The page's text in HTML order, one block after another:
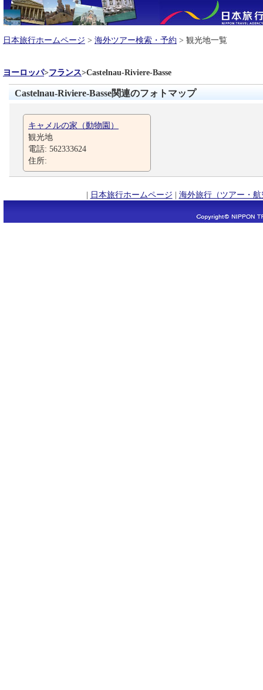
日本旅行ホームページ > 海外ツアー検索・予約 > 観光地一覧
ヨーロッパ>フランス>Castelnau-Riviere-Basse
Castelnau-Riviere-Basse関連のフォトマップ
キャメルの家（動物園）
観光地
電話: 562333624
住所:
| 日本旅行ホームページ | 海外旅行（ツアー・航